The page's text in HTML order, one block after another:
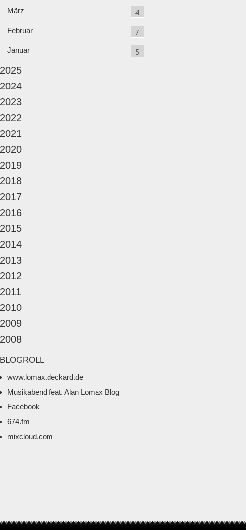
März 4
Februar 7
Januar 5
2025
2024
2023
2022
2021
2020
2019
2018
2017
2016
2015
2014
2013
2012
2011
2010
2009
2008
BLOGROLL
www.lomax.deckard.de
Musikabend feat. Alan Lomax Blog
Facebook
674.fm
mixcloud.com